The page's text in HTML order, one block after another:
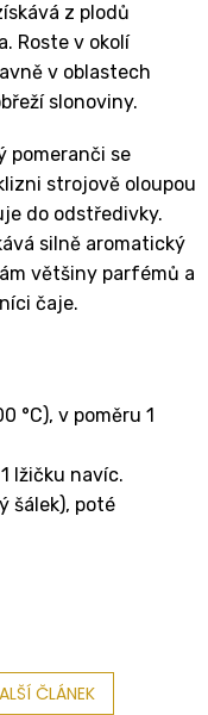
z plodů
Roste v okolí
v oblastech
slonoviny.
pomeranči se
strojově oloupou
do odstředivky.
silně aromatický
většiny parfémů a
čaje.
°C), v poměru 1
lžičku navíc.
šálek), poté
ČLÁNEK